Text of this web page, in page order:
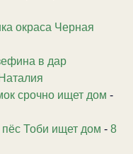
окраса Черная
в дар
Наталия
срочно ищет дом -
Тоби ищет дом - 8